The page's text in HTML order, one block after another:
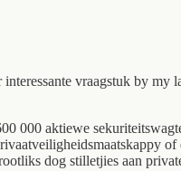
vraagstuk by
000 aktiewe
dog stilletjies aan